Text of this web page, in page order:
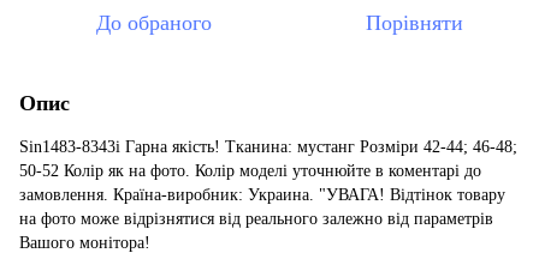
До обраного Порівняти
Опис
Sin1483-8343i Гарна якість! Тканина: мустанг Розміри 42-44; 46-48;
50-52 Колір як на фото. Колір моделі уточнюйте в коментарі до
замовлення. Країна-виробник: Украина. "УВАГА! Відтінок товару
на фото може відрізнятися від реального залежно від параметрів
Вашого монітора!